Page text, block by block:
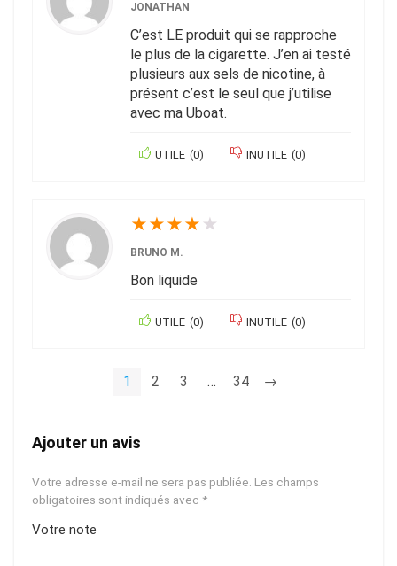
JONATHAN
C’est LE produit qui se rapproche
le plus de la cigarette. J’en ai testé
plusieurs aux sels de nicotine, à
présent c’est le seul que j’utilise
avec ma Uboat.
UTILE (0) INUTILE (0)
★★★★ ★
BRUNO M.
Bon liquide
UTILE (0) INUTILE (0)
1 2 3 … 34 →
Ajouter un avis
Votre adresse e-mail ne sera pas publiée. Les champs
obligatoires sont indiqués avec *
Votre note